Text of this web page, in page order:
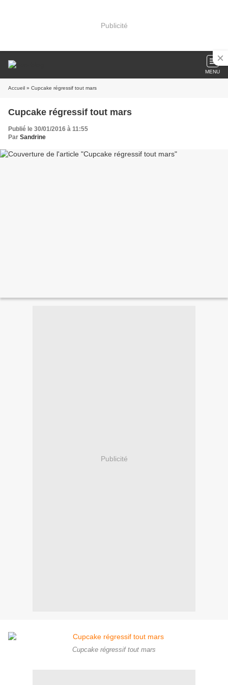
Publicité
MENU
Accueil » Cupcake régressif tout mars
Cupcake régressif tout mars
Publié le 30/01/2016 à 11:55
Par Sandrine
Publicité
Cupcake régressif tout mars